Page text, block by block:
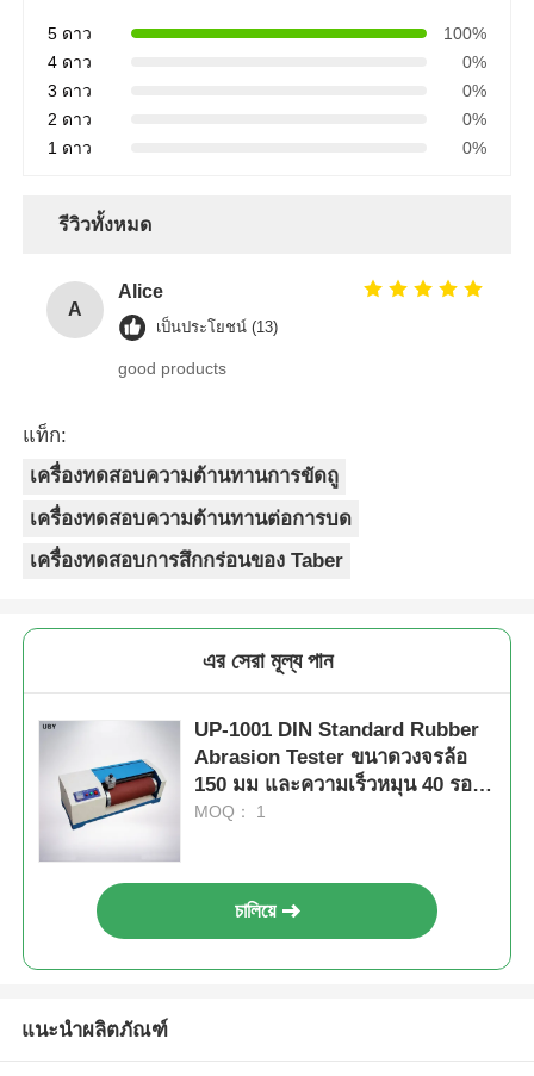
5 ดาว
100%
4 ดาว
0%
3 ดาว
0%
2 ดาว
0%
1 ดาว
0%
รีวิวทั้งหมด
A
Alice
เป็นประโยชน์ (13)
good products
แท็ก:
เครื่องทดสอบความต้านทานการขัดถู
เครื่องทดสอบความต้านทานต่อการบด
เครื่องทดสอบการสึกกร่อนของ Taber
এর সেরা মূল্য পান
UP-1001 DIN Standard Rubber
Abrasion Tester ขนาดวงจรล้อ
150 มม และความเร็วหมุน 40 รอบ
/ นาทีสําหรับการทดสอบการใช้งาน
MOQ： 1
চালিয়ে
แนะนำผลิตภัณฑ์